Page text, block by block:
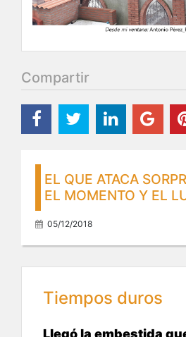
Compartir
EL QUE ATACA
EL MOMENTO Y EL
05/12/2018
Tiempos duros
Llegó la embestida